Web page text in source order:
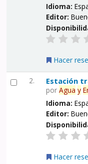
Idioma:
Editor:
Hacer
2. Estación
porAgua y
Idioma:
Editor:
Hacer